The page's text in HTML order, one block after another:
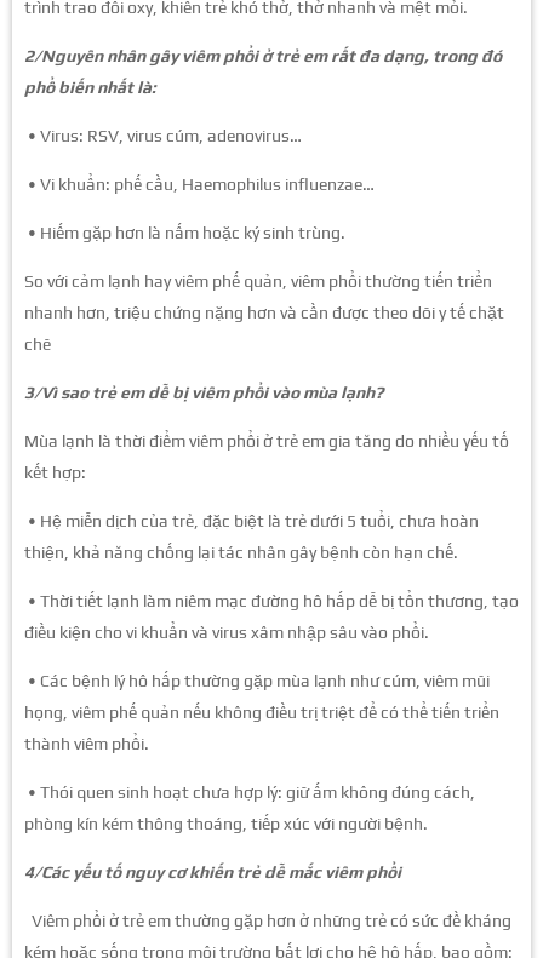
trình trao đổi oxy, khiến trẻ khó thở, thở nhanh và mệt mỏi.
2/Nguyên nhân gây viêm phổi ở trẻ em rất đa dạng, trong đó
phổ biến nhất là:
• Virus: RSV, virus cúm, adenovirus…
• Vi khuẩn: phế cầu, Haemophilus influenzae…
• Hiếm gặp hơn là nấm hoặc ký sinh trùng.
So với cảm lạnh hay viêm phế quản, viêm phổi thường tiến triển
nhanh hơn, triệu chứng nặng hơn và cần được theo dõi y tế chặt
chẽ
3/Vì sao trẻ em dễ bị viêm phổi vào mùa lạnh?
Mùa lạnh là thời điểm viêm phổi ở trẻ em gia tăng do nhiều yếu tố
kết hợp:
• Hệ miễn dịch của trẻ, đặc biệt là trẻ dưới 5 tuổi, chưa hoàn
thiện, khả năng chống lại tác nhân gây bệnh còn hạn chế.
• Thời tiết lạnh làm niêm mạc đường hô hấp dễ bị tổn thương, tạo
điều kiện cho vi khuẩn và virus xâm nhập sâu vào phổi.
• Các bệnh lý hô hấp thường gặp mùa lạnh như cúm, viêm mũi
họng, viêm phế quản nếu không điều trị triệt để có thể tiến triển
thành viêm phổi.
• Thói quen sinh hoạt chưa hợp lý: giữ ấm không đúng cách,
phòng kín kém thông thoáng, tiếp xúc với người bệnh.
4/Các yếu tố nguy cơ khiến trẻ dễ mắc viêm phổi
Viêm phổi ở trẻ em thường gặp hơn ở những trẻ có sức đề kháng
kém hoặc sống trong môi trường bất lợi cho hệ hô hấp, bao gồm: